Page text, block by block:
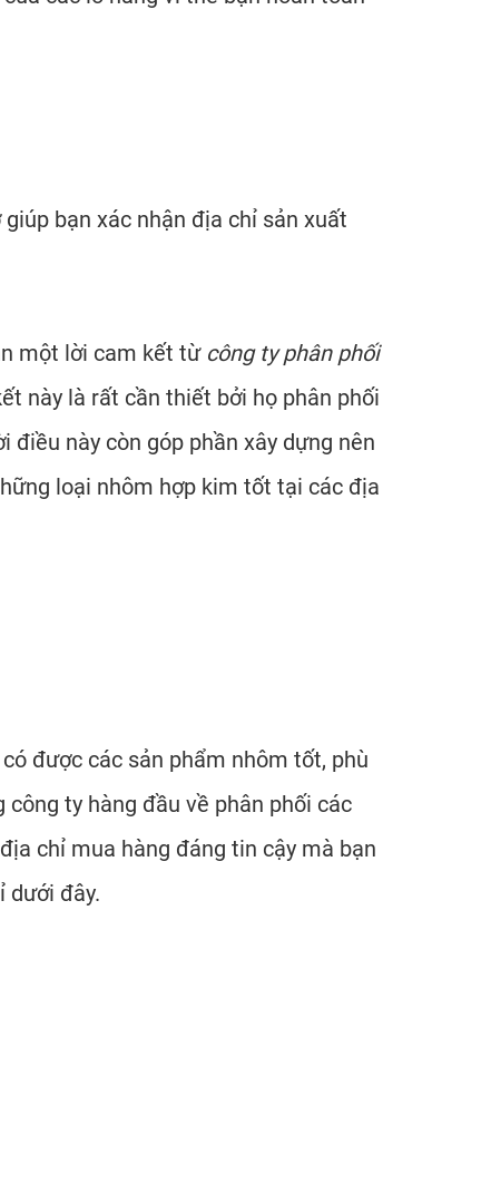
bạn xác nhận địa chỉ sản xuất
một lời cam kết từ công ty phân phối
này là rất cần thiết bởi họ phân phối
này còn góp phần xây dựng nên
loại nhôm hợp kim tốt tại các địa
được các sản phẩm nhôm tốt, phù
ty hàng đầu về phân phối các
chỉ mua hàng đáng tin cậy mà bạn
dưới đây.